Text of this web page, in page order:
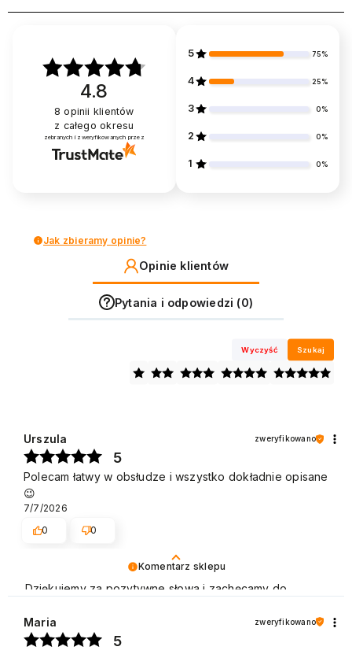
4.8
8 opinii klientów
z całego okresu
zebranych i zweryfikowanych przez
5 75%
4 25%
3 0%
2 0%
1 0%
Jak zbieramy opinie?
Opinie klientów
Pytania i odpowiedzi (0)
Wyczyść Szukaj
Komentarz sklepu
Dziękujemy za pozytywne słowa i zachęcamy do
Urszula zweryfikowano
5
Polecam łatwy w obsłudze i wszystko dokładnie opisane
😉
7/7/2026
0
0
Maria zweryfikowano
5